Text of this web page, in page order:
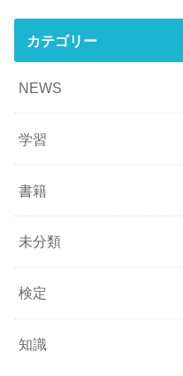
カテゴリー
NEWS
学習
書籍
未分類
検定
知識